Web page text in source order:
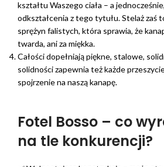
kształtu Waszego ciała – a
odkształcenia z tego tytułu. Stelaż zaś
sprężyn falistych, która sprawia, że
twarda, ani za miękka.
Całości dopełniają piękne, stalowe,
solidności zapewnia też każde
spojrzenie na naszą kanapę.
Fotel Bosso – co
na tle konkurencji?